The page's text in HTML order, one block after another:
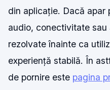
din aplicație. Dacă apar
audio, conectivitate sau
rezolvate înainte ca
experiență stabilă. În
de pornire este pagina